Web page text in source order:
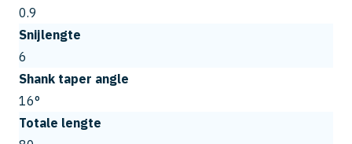
0.9
Snijlengte
6
Shank taper angle
16°
Totale lengte